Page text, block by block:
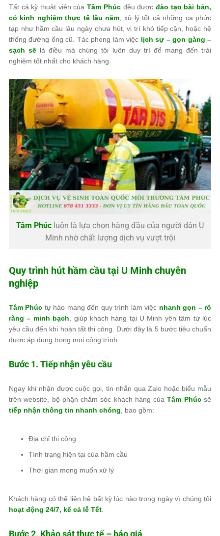
Tất cả kỹ thuật viên củaTâm Phúcđều được đào tạo bài bản,
có kinh nghiệm thực tế lâu năm , xử lý tốt cả những ca phức
tạp như hầm cầu lâu ngày chưa hút, vị trí khó tiếp cận, hoặc hệ
thống đường ống cũ. Tác phong làm việc lịch sự – gọn gàng –
sạch sẽ là điều mà chúng tôi luôn duy trì để mang đến trải
nghiệm tốt nhất cho khách hàng.
Tâm Phúc luôn là lựa chọn hàng đầu của người dân U
Minh nhờ chất lượng dịch vụ vượt trội
Quy trình hút hầm cầu tại U Minh chuyên
nghiệp
Tâm Phúc tự hào mang đến quy trình làm việc nhanh gọn – rõ
ràng – minh bạch , giúp khách hàng tại U Minh yên tâm từ lúc
yêu cầu đến khi hoàn tất thi công. Dưới đây là 5 bước tiêu chuẩn
được áp dụng trong mọi công trình:
Bước 1. Tiếp nhận yêu cầu
Ngay khi nhận được cuộc gọi, tin nhắn qua Zalo hoặc biểu mẫu
trên website, bộ phận chăm sóc khách hàng củaTâm Phúcsẽ
tiếp nhận thông tin nhanh chóng , bao gồm:
Địa chỉ thi công
Tình trạng hiện tại của hầm cầu
Thời gian mong muốn xử lý
Khách hàng có thể liên hệ bất kỳ lúc nào trong ngày vì chúng tôi
hoạt động 24/7, kể cả lễ Tết
Bước 2. Khảo sát thực tế – báo giá